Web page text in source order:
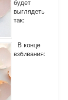
будет
выглядеть
так:
В конце
взбивания: